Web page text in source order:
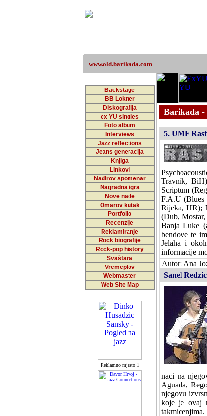
www.old.barikada.com
Backstage
BB Lokner
Diskografija
ex YU singles
Foto album
Interviews
Jazz reflections
Jeans generacija
Knjiga
Linkovi
Nadirov spomenar
Nagradna igra
Nove nade
Omarov kutak
Portfolio
Recenzije
Reklamiranje
Rock biografije
Rock-pop history
Svaštara
Vremeplov
Webmaster
Web Site Map
Reklamno mjesto 1
Barikada
5. UMF
Travnik,
Scriptum
F.A.U (Blues
Rijeka, HR);
(Dub,
Banja Luke
bendove te
Jelaha i
informacije
Autor: Ana
Sanel
naci na
Aguada,
njegovu
koje je ovaj